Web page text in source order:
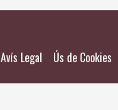
Avís Legal Ús de Cookies